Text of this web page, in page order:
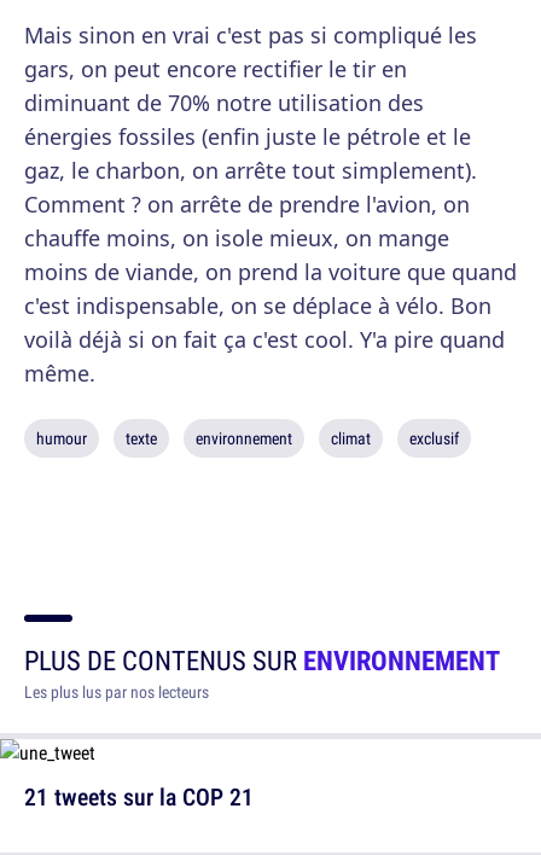
Mais sinon en vrai c'est pas si compliqué les
gars, on peut encore rectifier le tir en
diminuant de 70% notre utilisation des
énergies fossiles (enfin juste le pétrole et le
gaz, le charbon, on arrête tout simplement).
Comment ? on arrête de prendre l'avion, on
chauffe moins, on isole mieux, on mange
moins de viande, on prend la voiture que quand
c'est indispensable, on se déplace à vélo. Bon
voilà déjà si on fait ça c'est cool. Y'a pire quand
même.
humour texte environnement climat exclusif
PLUS DE CONTENUS SURENVIRONNEMENT
Les plus lus par nos lecteurs
21 tweets sur la COP 21